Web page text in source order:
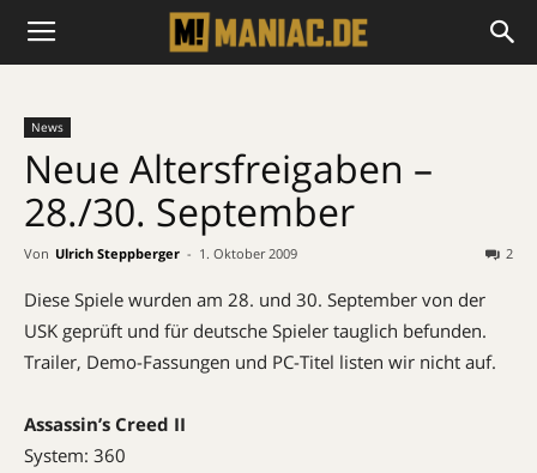
News
Neue Altersfreigaben –
28./30. September
Von Ulrich Steppberger - 1. Oktober 2009 2
Diese Spiele wurden am 28. und 30. September von der
USK geprüft und für deutsche Spieler tauglich befunden.
Trailer, Demo-Fassungen und PC-Titel listen wir nicht auf.
Assassin’s Creed II
System: 360